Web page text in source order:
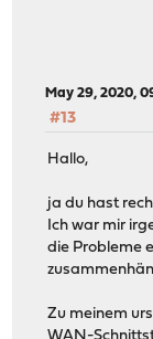
May 29, 2020,
#13
Hallo,
ja du hast
Ich war mir
die Probleme
Zu meinem